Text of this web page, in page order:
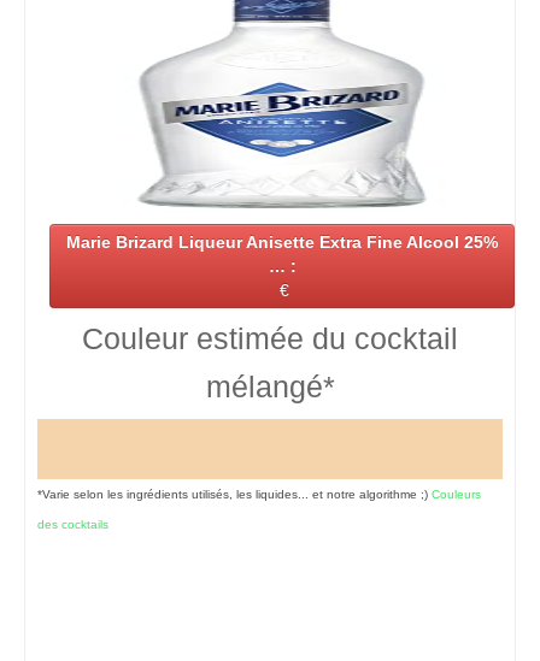
Marie Brizard Liqueur Anisette Extra Fine Alcool 25%
… :
€
Couleur estimée du cocktail
mélangé*
*Varie selon les ingrédients utilisés, les liquides... et notre algorithme ;) Couleurs
des cocktails